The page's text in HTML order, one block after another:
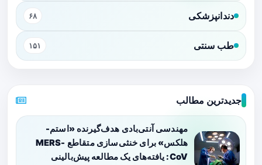
دندانپزشکی ۶۸
طب سنتی ۱۵۱
جدیدترین مطالب
مهندسی آنتی‌بادی هدف‌گیرنده «استم-
هلکس» برای خنثی‌سازی متقاطع MERS-
CoV: یافته‌های یک مطالعه پیش‌بالینی